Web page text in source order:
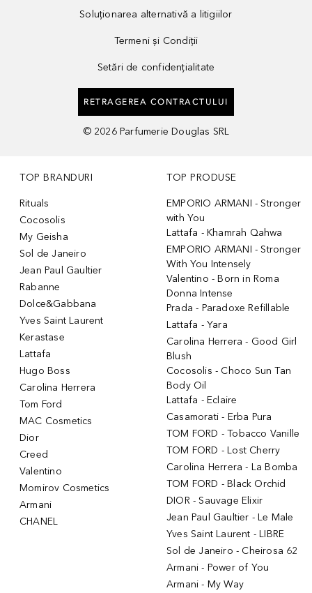
Soluționarea alternativă a litigiilor
Termeni și Condiții
Setări de confidențialitate
RETRAGEREA CONTRACTULUI
© 2026 Parfumerie Douglas SRL
TOP BRANDURI
Rituals
Cocosolis
My Geisha
Sol de Janeiro
Jean Paul Gaultier
Rabanne
Dolce&Gabbana
Yves Saint Laurent
Kerastase
Lattafa
Hugo Boss
Carolina Herrera
Tom Ford
MAC Cosmetics
Dior
Creed
Valentino
Momirov Cosmetics
Armani
CHANEL
TOP PRODUSE
EMPORIO ARMANI - Stronger
with You
Lattafa - Khamrah Qahwa
EMPORIO ARMANI - Stronger
With You Intensely
Valentino - Born in Roma
Donna Intense
Prada - Paradoxe Refillable
Lattafa - Yara
Carolina Herrera - Good Girl
Blush
Cocosolis - Choco Sun Tan
Body Oil
Lattafa - Eclaire
Casamorati - Erba Pura
TOM FORD - Tobacco Vanille
TOM FORD - Lost Cherry
Carolina Herrera - La Bomba
TOM FORD - Black Orchid
DIOR - Sauvage Elixir
Jean Paul Gaultier - Le Male
Yves Saint Laurent - LIBRE
Sol de Janeiro - Cheirosa 62
Armani - Power of You
Armani - My Way